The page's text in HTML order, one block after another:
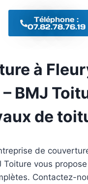
Téléphone :
07.82.78.76.19
à
BMJ
de
de
Toiture vous
Contactez-